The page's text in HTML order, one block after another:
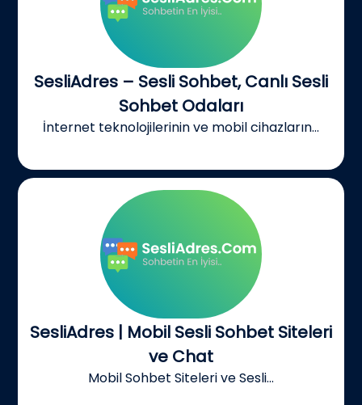
SesliAdres – Sesli Sohbet, Canlı Sesli
Sohbet Odaları
İnternet teknolojilerinin ve mobil cihazların...
SesliAdres | Mobil Sesli Sohbet Siteleri
ve Chat
Mobil Sohbet Siteleri ve Sesli...